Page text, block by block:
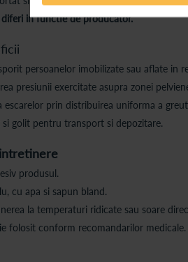
diferi in functie de producator.
persoanelor imobilizate sau aflate in
presiunii exercitate asupra zonei
escarelor prin distribuirea uniforma a
golit pentru transport si depozitare.
produsul.
cu apa si sapun bland.
la temperaturi ridicate sau soare
folosit conform recomandarilor medicale.